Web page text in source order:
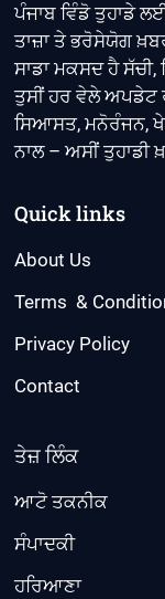
ਪੰਜਾਬ ਵਿੰਡੋ ਤੁਹਾਡੇ
ਤਾਜ਼ਾ ਤੇ ਭਰੋਸੇਯੋਗ
ਸਾਡਾ ਮਕਸਦ ਹੈ
ਤੁਸੀਂ ਹਰ ਵੇਲੇ ਅਪਡੇਟ
ਸਿਆਸਤ, ਮਨੋਰੰਜਨ,
ਨਾਲ – ਅਸੀਂ ਤੁਹਾਡੀ
Quick links
About Us
Terms &
Privacy Policy
Contact
ਤੇਜ਼ ਲਿੰਕ
ਆਟੋ ਤਕਨੀਕ
ਸੰਪਾਦਕੀ
ਹਰਿਆਣਾ